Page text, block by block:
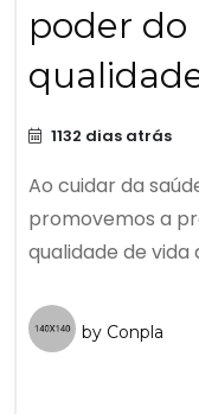
poder do
1132 dias atrás
Ao cuidar da
promovemos a
qualidade de vida
by Conpla